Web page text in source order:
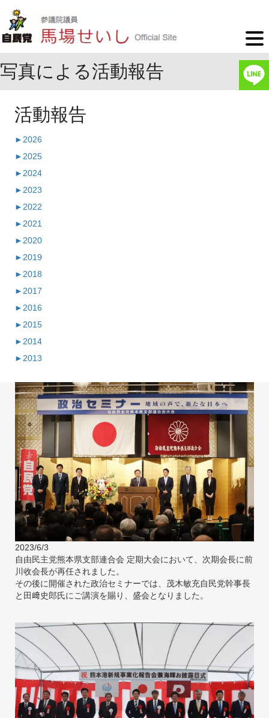
写真による活動報告
活動報告
► 2026
► 2025
► 2024
► 2023
► 2022
► 2021
► 2020
► 2019
► 2018
► 2017
► 2016
► 2015
► 2014
► 2013
2023/6/3
自由民主党熊本県支部連合会 定期大会において、次期会長に前
川收会長が再任されました。
その後に開催された政治セミナーでは、茂木敏充自民党幹事長
と田﨑史郎氏にご講演を賜り、盛会となりました。